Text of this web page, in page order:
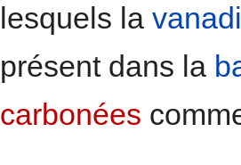
lesquels la
présent dans la
carbonées